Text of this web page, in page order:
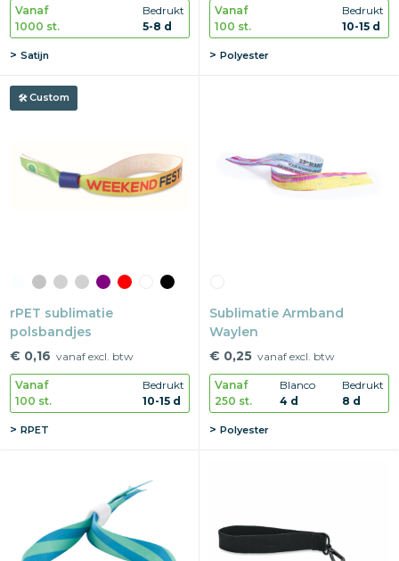
Vanaf
1000 st.
Bedrukt
5-8 d
Satijn
Vanaf
100 st.
Bedrukt
10-15 d
Polyester
Custom
rPET sublimatie
polsbandjes
€ 0,16 vanaf excl. btw
Vanaf
100 st.
Bedrukt
10-15 d
RPET
Sublimatie Armband
Waylen
€ 0,25 vanaf excl. btw
Vanaf
250 st.
Blanco
4 d
Bedrukt
8 d
Polyester